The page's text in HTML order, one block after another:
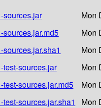
sources.jar
Mon
Mon
Mon
test-sources.jar
Mon
sources.jar.md5
Mon
sources.jar.sha1
Mon